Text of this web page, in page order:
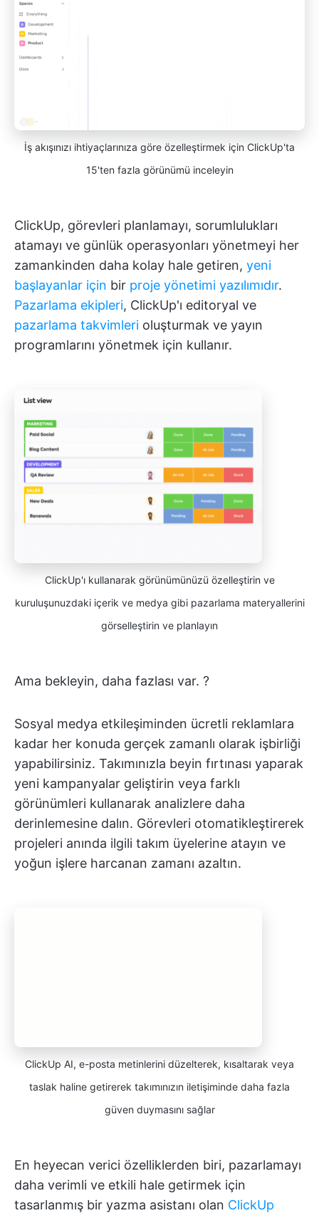
İş akışınızı ihtiyaçlarınıza göre özelleştirmek için ClickUp'ta
15'ten fazla görünümü inceleyin
ClickUp, görevleri planlamayı, sorumlulukları
atamayı ve günlük operasyonları yönetmeyi her
zamankinden daha kolay hale getiren, yeni
başlayanlar için bir proje yönetimi yazılımıdır.
Pazarlama ekipleri, ClickUp'ı editoryal ve
pazarlama takvimleri oluşturmak ve yayın
programlarını yönetmek için kullanır.
ClickUp'ı kullanarak görünümünüzü özelleştirin ve
kuruluşunuzdaki içerik ve medya gibi pazarlama materyallerini
görselleştirin ve planlayın
Ama bekleyin, daha fazlası var. ?
Sosyal medya etkileşiminden ücretli reklamlara
kadar her konuda gerçek zamanlı olarak işbirliği
yapabilirsiniz. Takımınızla beyin fırtınası yaparak
yeni kampanyalar geliştirin veya farklı
görünümleri kullanarak analizlere daha
derinlemesine dalın. Görevleri otomatikleştirerek
projeleri anında ilgili takım üyelerine atayın ve
yoğun işlere harcanan zamanı azaltın.
ClickUp AI, e-posta metinlerini düzelterek, kısaltarak veya
taslak haline getirerek takımınızın iletişiminde daha fazla
güven duymasını sağlar
En heyecan verici özelliklerden biri, pazarlamayı
daha verimli ve etkili hale getirmek için
tasarlanmış bir yazma asistanı olan ClickUp